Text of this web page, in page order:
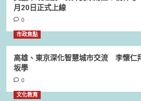
月20日正式上線
0
市政焦點
高雄、東京深化智慧城市交流 李懷仁
坂學
0
文化教育